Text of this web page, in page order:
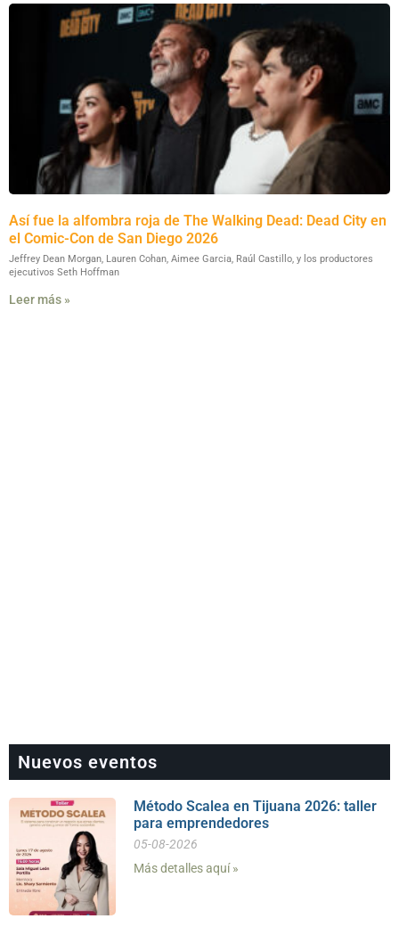
Así fue la alfombra roja de The Walking Dead: Dead City en
el Comic-Con de San Diego 2026
Jeffrey Dean Morgan, Lauren Cohan, Aimee Garcia, Raúl Castillo, y los productores
ejecutivos Seth Hoffman
Leer más »
Nuevos eventos
Método Scalea en Tijuana 2026: taller
para emprendedores
05-08-2026
Más detalles aquí »